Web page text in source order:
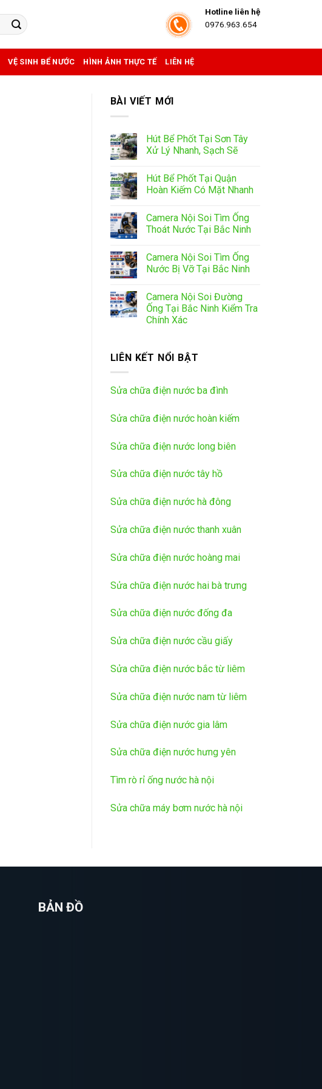
Hotline liên hệ
0976.963.654
VỆ SINH BỂ NƯỚC HÌNH ẢNH THỰC TẾ LIÊN HỆ
BÀI VIẾT MỚI
Hút Bể Phốt Tại Sơn Tây
Xử Lý Nhanh, Sạch Sẽ
Hút Bể Phốt Tại Quận
Hoàn Kiếm Có Mặt Nhanh
Camera Nội Soi Tìm Ống
Thoát Nước Tại Bắc Ninh
Camera Nội Soi Tìm Ống
Nước Bị Vỡ Tại Bắc Ninh
Camera Nội Soi Đường
Ống Tại Bắc Ninh Kiểm Tra
Chính Xác
LIÊN KẾT NỔI BẬT
Sửa chữa điện nước ba đình
Sửa chữa điện nước hoàn kiếm
Sửa chữa điện nước long biên
Sửa chữa điện nước tây hồ
Sửa chữa điện nước hà đông
Sửa chữa điện nước thanh xuân
Sửa chữa điện nước hoàng mai
Sửa chữa điện nước hai bà trưng
Sửa chữa điện nước đống đa
Sửa chữa điện nước cầu giấy
Sửa chữa điện nước bắc từ liêm
Sửa chữa điện nước nam từ liêm
Sửa chữa điện nước gia lâm
Sửa chữa điện nước hưng yên
Tìm rò rỉ ống nước hà nội
Sửa chữa máy bơm nước hà nội
BẢN ĐỒ